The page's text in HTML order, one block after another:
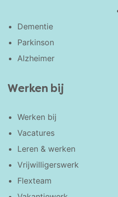
Dementie
Parkinson
Alzheimer
Werken bij
Werken bij
Vacatures
Leren & werken
Vrijwilligerswerk
Flexteam